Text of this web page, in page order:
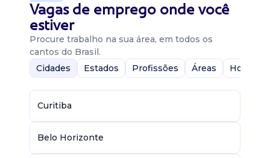
Vagas de emprego onde você
estiver
Procure trabalho na sua área, em todos os
cantos do Brasil.
Cidades
Estados Profissões Áreas Home-
Curitiba
Belo Horizonte